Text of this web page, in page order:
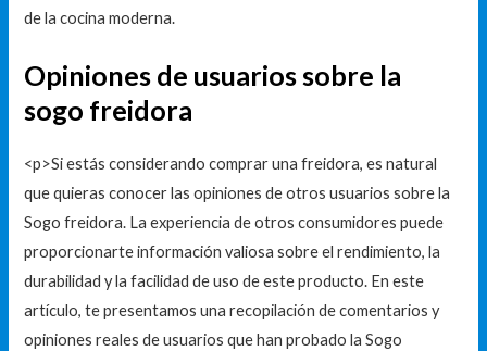
de la cocina moderna.
Opiniones de usuarios sobre la
sogo freidora
<p>Si estás considerando comprar una freidora, es natural
que quieras conocer las opiniones de otros usuarios sobre la
Sogo freidora. La experiencia de otros consumidores puede
proporcionarte información valiosa sobre el rendimiento, la
durabilidad y la facilidad de uso de este producto. En este
artículo, te presentamos una recopilación de comentarios y
opiniones reales de usuarios que han probado la Sogo